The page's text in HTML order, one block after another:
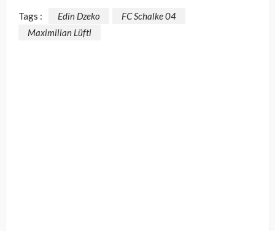
Tags : Edin Dzeko
FC Schalke 04
Maximilian Lüftl